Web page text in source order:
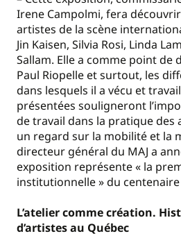
Irene Campolmi, fera
artistes de la scène
Jin Kaisen, Silvia Rosi, Linda
Sallam. Elle a comme point de
Paul Riopelle et surtout, les
dans lesquels il a vécu et
présentées souligneront
de travail dans la pratique
un regard sur la mobilité et la
directeur général du MAJ a
exposition représente « la
institutionnelle » du centenaire
L’atelier comme création.
d’artistes au Québec